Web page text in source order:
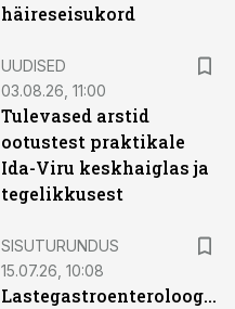
häireseisukord
UUDISED
03.08.26, 11:00
Tulevased arstid
ootustest praktikale
Ida-Viru keskhaiglas ja
tegelikkusest
SISUTURUNDUS
15.07.26, 10:08
Lastegastroenteroloogide